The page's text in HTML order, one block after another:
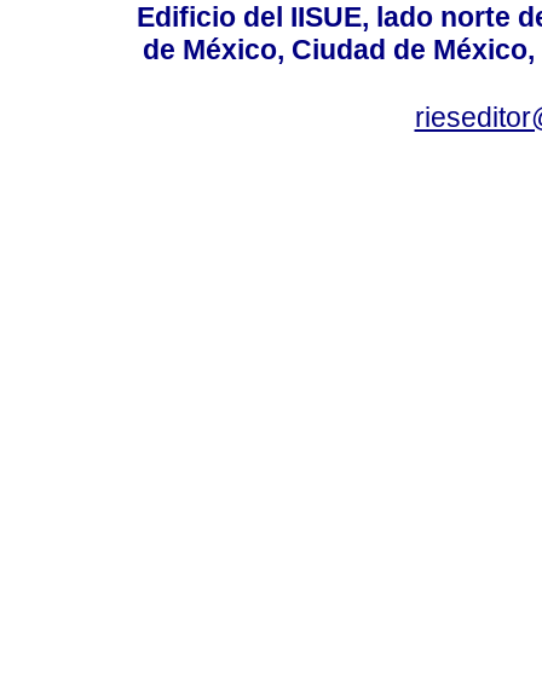
Edificio del IISUE, lado norte
de México, Ciudad de México,